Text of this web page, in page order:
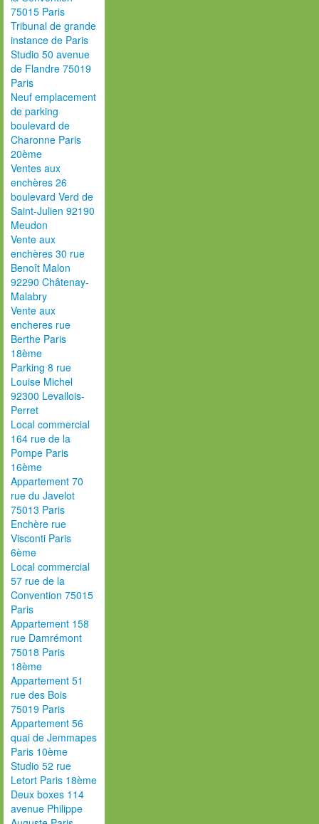
75015 Paris
Tribunal de grande
instance de Paris
Studio 50 avenue
de Flandre 75019
Paris
Neuf emplacement
de parking
boulevard de
Charonne Paris
20ème
Ventes aux
enchères 26
boulevard Verd de
Saint-Julien 92190
Meudon
Vente aux
enchères 30 rue
Benoît Malon
92290 Châtenay-
Malabry
Vente aux
encheres rue
Berthe Paris
18ème
Parking 8 rue
Louise Michel
92300 Levallois-
Perret
Local commercial
164 rue de la
Pompe Paris
16ème
Appartement 70
rue du Javelot
75013 Paris
Enchère rue
Visconti Paris
6ème
Local commercial
57 rue de la
Convention 75015
Paris
Appartement 158
rue Damrémont
75018 Paris
18ème
Appartement 51
rue des Bois
75019 Paris
Appartement 56
quai de Jemmapes
Paris 10ème
Studio 52 rue
Letort Paris 18ème
Deux boxes 114
avenue Philippe